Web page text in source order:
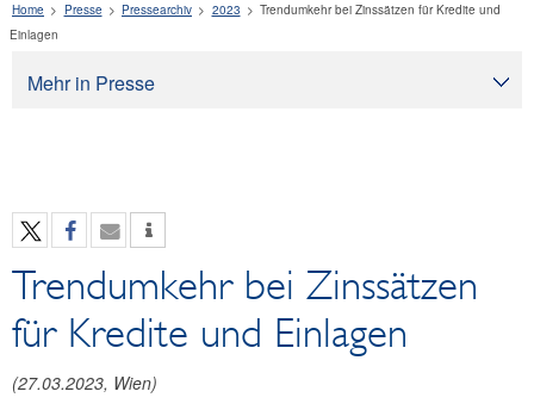
Mehr in Presse
OeNB-Blog
OeNB-Podcast
Reden und Präsentationen
Berichte
Fotos
Home Presse Pressearchiv 2023
Trendumkehr bei Zinssätzen für Kredite und
Einlagen
Trendumkehr bei Zinssätzen
für Kredite und Einlagen
(27.03.2023, Wien)